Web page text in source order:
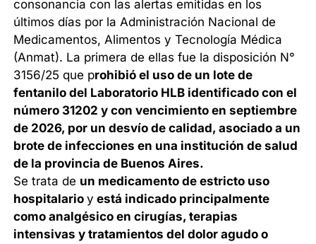
consonancia con las alertas emitidas en los
últimos días por la Administración Nacional de
Medicamentos, Alimentos y Tecnología Médica
(Anmat). La primera de ellas fue la disposición N°
3156/25 que prohibió el uso de un lote de
fentanilo del Laboratorio HLB identificado con el
número 31202 y con vencimiento en septiembre
de 2026, por un desvío de calidad, asociado a un
brote de infecciones en una institución de salud
de la provincia de Buenos Aires.
Se trata de un medicamento de estricto uso
hospitalarioy está indicado principalmente
como analgésico en cirugías, terapias
intensivas y tratamientos del dolor agudo o